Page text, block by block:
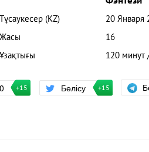
Тұсаукесер (KZ)
20 Января
Жасы
16
Ұзақтығы
120 минут
0 +15 Бөлісу +15